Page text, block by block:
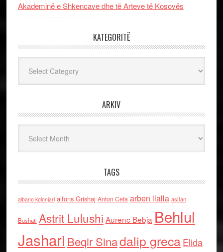
Akademinë e Shkencave dhe të Arteve të Kosovës
KATEGORITË
ARKIV
TAGS
albano kolonjari alfons Grishaj Anton Cefa arben llalla asllan
Bushati Astrit Lulushi Aurenc Bebja Behlul
Jashari Beqir Sinadalip grecaElida